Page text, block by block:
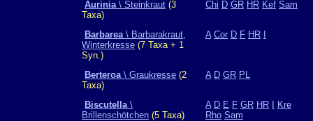
Aurinia\ Steinkraut (3
Taxa)
Chi D GR HR Kef Sam
Barbarea\ Barbarakraut,
Winterkresse (7 Taxa + 1
Syn.)
A Cor D F HR
Berteroa\ Graukresse (2
Taxa)
A D GR PL
Biscutella\
Brillenschötchen (5 Taxa)
A D E F GR HR
Kre
Rho Sam